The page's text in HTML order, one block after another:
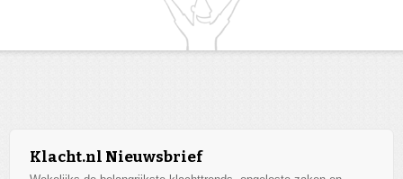
Klacht.nl Nieuwsbrief